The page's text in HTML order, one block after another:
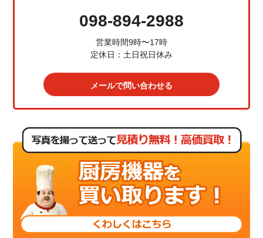
098-894-2988
営業時間9時〜17時
定休日：土日祝日休み
メールで問い合わせる